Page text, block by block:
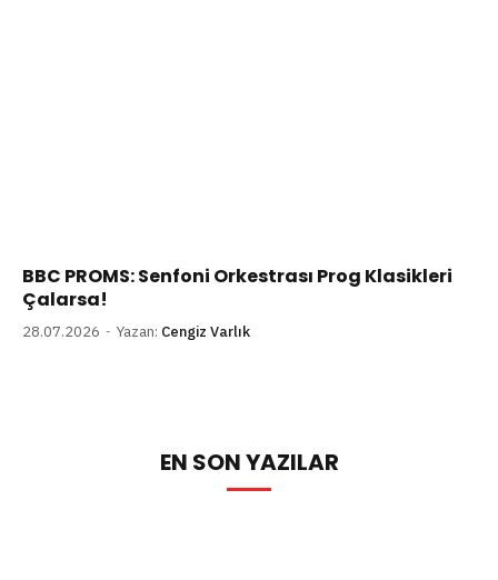
BBC PROMS: Senfoni Orkestrası Prog Klasikleri
Çalarsa!
28.07.2026 Yazan: Cengiz Varlık
EN SON YAZILAR